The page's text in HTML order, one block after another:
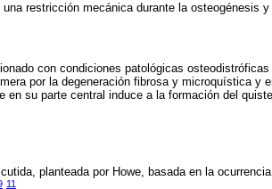
restricción mecánica durante la osteogénesis y
con condiciones patológicas
por la degeneración fibrosa y microquística y
en su parte central induce a la formación del
planteada por Howe, basada en la
11